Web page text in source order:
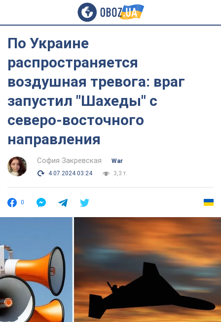
По Украине
распространяется
воздушная тревога: враг
запустил "Шахеды" с
северо-восточного
направления
София Закревская
War
4.07.2024 03:24
3,3 т.
0